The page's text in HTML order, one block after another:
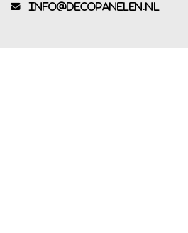
info@decopanelen.nl